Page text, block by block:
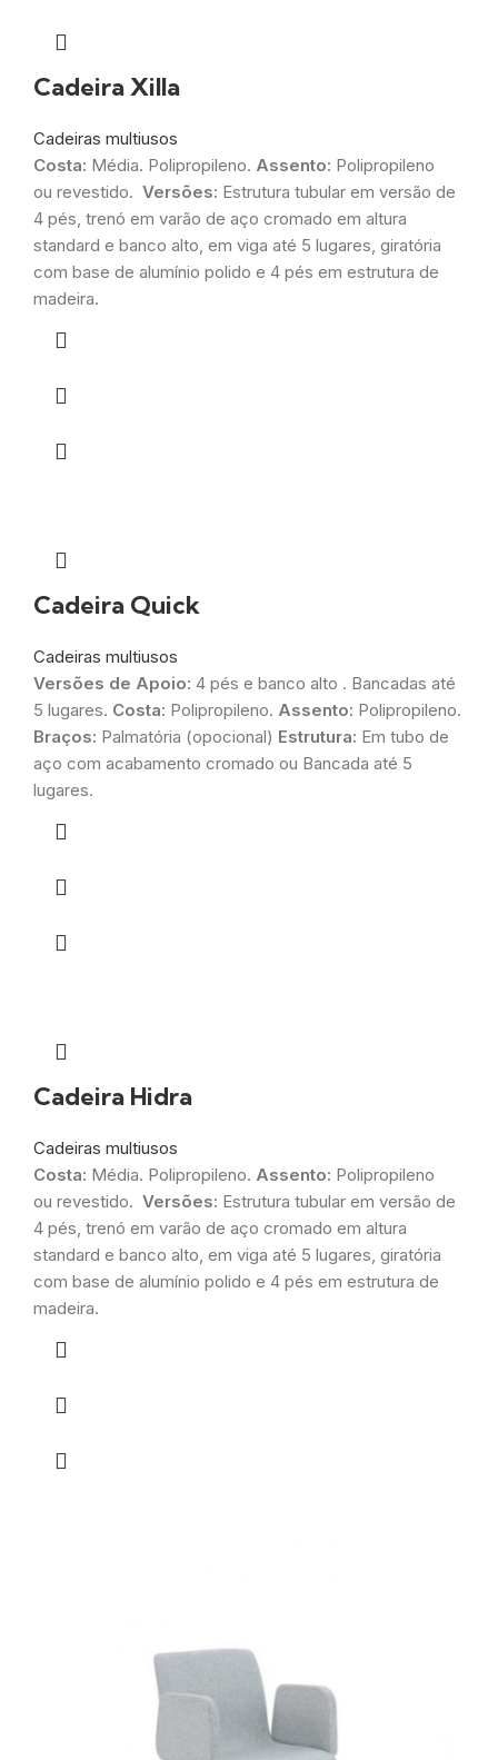
Cadeira Xilla
Cadeiras multiusos
Costa: Média. Polipropileno. Assento: Polipropileno
ou revestido. Versões: Estrutura tubular em versão de
4 pés, trenó em varão de aço cromado em altura
standard e banco alto, em viga até 5 lugares, giratória
com base de alumínio polido e 4 pés em estrutura de
madeira.
Cadeira Quick
Cadeiras multiusos
Versões de Apoio: 4 pés e banco alto . Bancadas até
5 lugares. Costa: Polipropileno. Assento: Polipropileno.
Braços: Palmatória (opocional) Estrutura: Em tubo de
aço com acabamento cromado ou Bancada até 5
lugares.
Cadeira Hidra
Cadeiras multiusos
Costa: Média. Polipropileno. Assento: Polipropileno
ou revestido. Versões: Estrutura tubular em versão de
4 pés, trenó em varão de aço cromado em altura
standard e banco alto, em viga até 5 lugares, giratória
com base de alumínio polido e 4 pés em estrutura de
madeira.